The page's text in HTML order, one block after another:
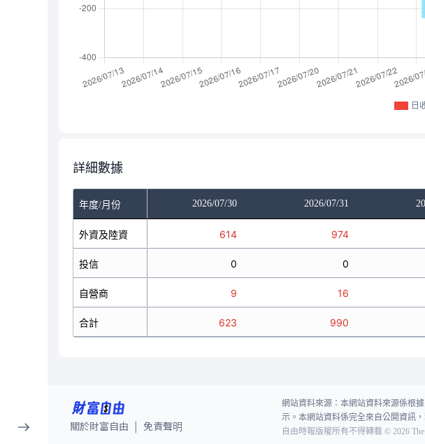
日
詳細數據
年度/月份
2026/07/29 2026/07/30 2026/07/31
外資及陸資
投信
自營商
合計
910 614 974
0 0
9 16
623 990
關於財富自由 免責聲明
網站資料來源：本網站資料來源係根
示。本網站資料係完全來自公開資訊
自由時報版權所有不得轉載 © 2026